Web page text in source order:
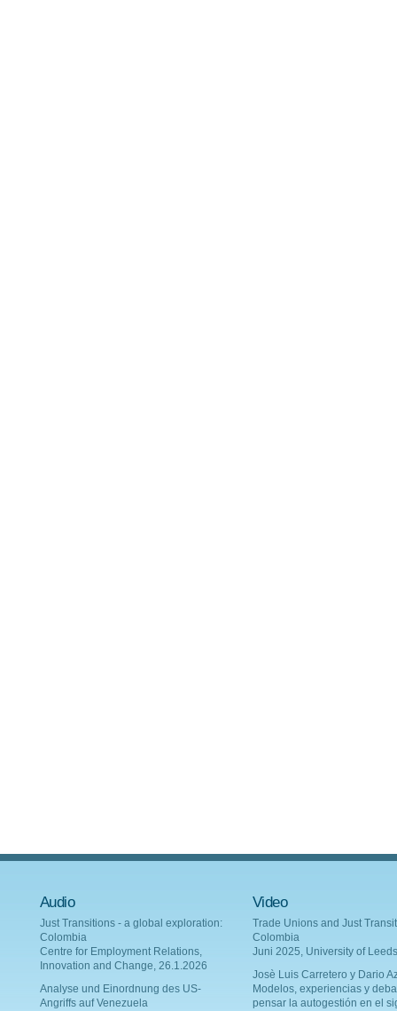
Audio
Just Transitions - a global exploration:
Colombia
Centre for Employment Relations,
Innovation and Change, 26.1.2026
Analyse und Einordnung des US-
Angriffs auf Venezuela
Video
Trade Unions and Just
Colombia
Juni 2025, University of Leeds
Josè Luis Carretero y Dario
Modelos, experiencias y
pensar la autogestión en el